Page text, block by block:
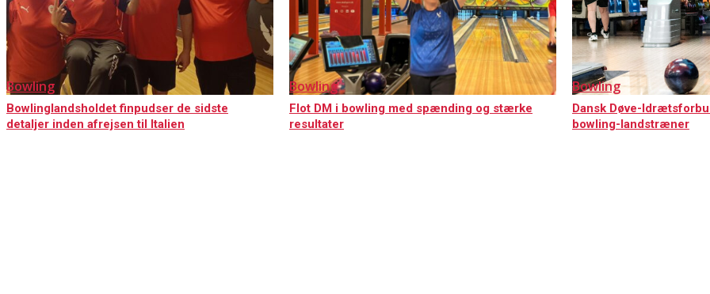
Bowling
Bowlinglandsholdet finpudser de sidste
detaljer inden afrejsen til Italien
Bowling
Flot DM i bowling med spænding og stærke
resultater
Bowling
Dansk Døve-
bowling-landstræner